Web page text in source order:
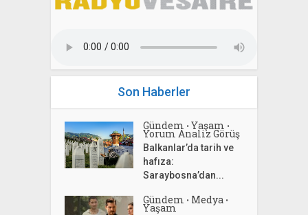
Son Haberler
Gündem • Yaşam •
Yorum Analiz Görüş
Balkanlar’da tarih ve
hafıza:
Saraybosna’dan...
Gündem • Medya •
Yaşam